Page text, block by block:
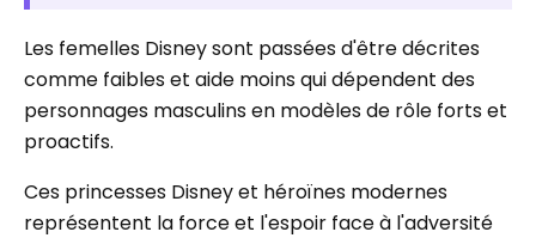
Les femelles Disney sont passées d'être décrites
comme faibles et aide moins qui dépendent des
personnages masculins en modèles de rôle forts et
proactifs.
Ces princesses Disney et héroïnes modernes
représentent la force et l'espoir face à l'adversité